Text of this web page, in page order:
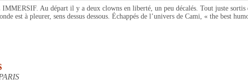
Au départ il y a deux clowns en liberté, un peu décalés. Tout juste
est à pleurer, sens dessus dessous. Échappés de l’univers de Cami, « the best